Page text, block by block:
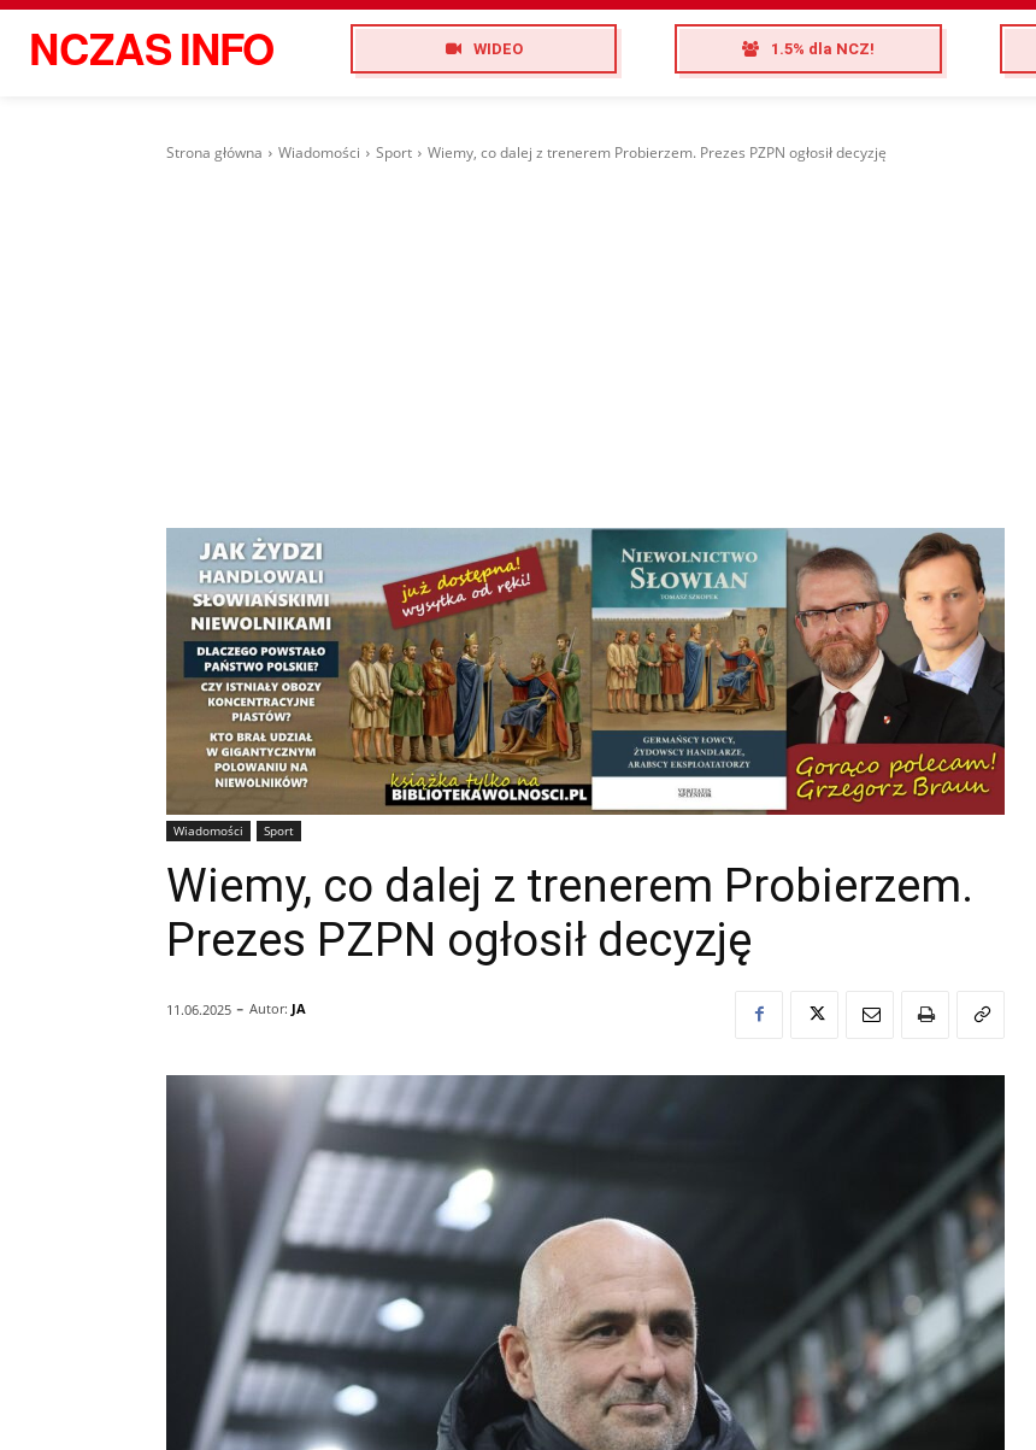
NCZASINFO WIDEO 1.5% dla NCZ!
Strona główna Wiadomości Sport Wiemy, co dalej z trenerem Probierzem. Prezes PZPN ogłosił decyzję
Wiadomości Sport
Wiemy, co dalej z trenerem Probierzem.
Prezes PZPN ogłosił decyzję
11.06.2025 - Autor: JA